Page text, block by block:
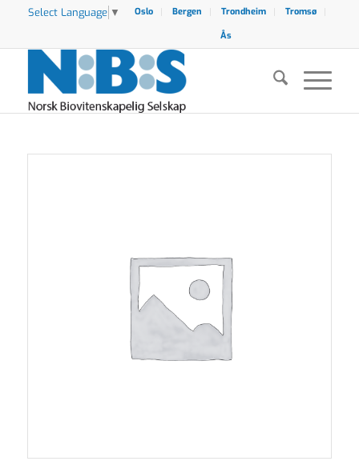
Select Language ▼ Oslo Bergen Trondheim
Tromsø
Ås